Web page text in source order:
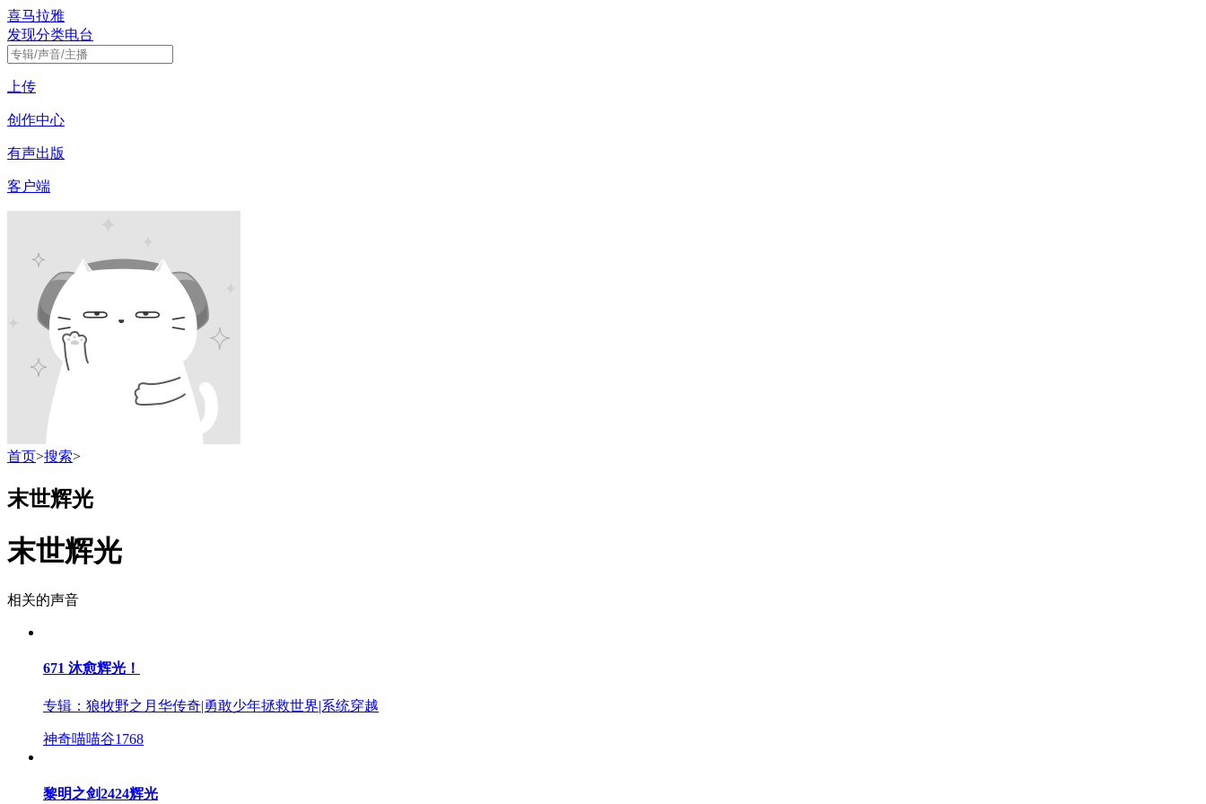
喜马拉雅
发现分类电台
上传
创作中心
有声出版
客户端
首页>搜索>
末世辉光
末世辉光
相关的声音
671 沐愈辉光！
专辑： 狼牧野之月华传奇|勇敢少年拯救世界|系统穿越
神奇喵喵谷1768
黎明之剑2424辉光